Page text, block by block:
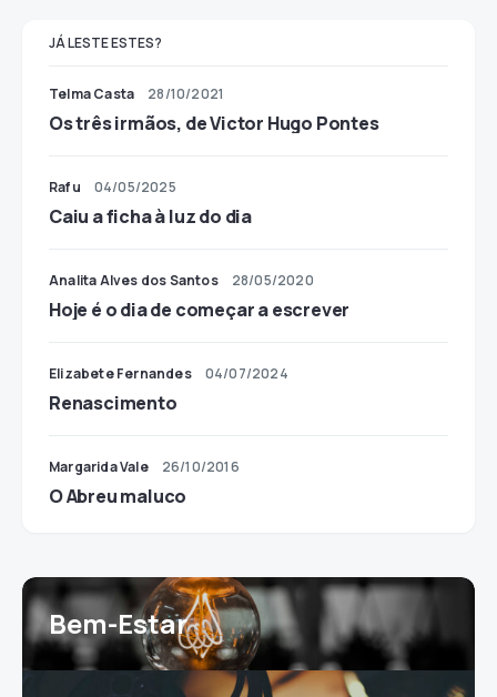
JÁ LESTE ESTES?
Telma Casta 28/10/2021
Os três irmãos, de Victor Hugo Pontes
Rafu 04/05/2025
Caiu a ficha à luz do dia
Analita Alves dos Santos 28/05/2020
Hoje é o dia de começar a escrever
Elizabete Fernandes 04/07/2024
Renascimento
Margarida Vale 26/10/2016
O Abreu maluco
Bem-Estar